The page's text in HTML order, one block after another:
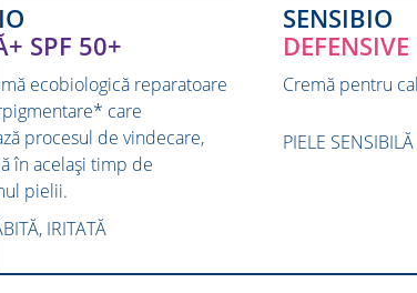
SPF 50+
ecobiologică reparatoare
care
procesul de vindecare,
în același timp de
pielii.
IRITATĂ
SENSIBIO
DEFENSIVE
Cremă pentru
PIELE SENSIBILĂ